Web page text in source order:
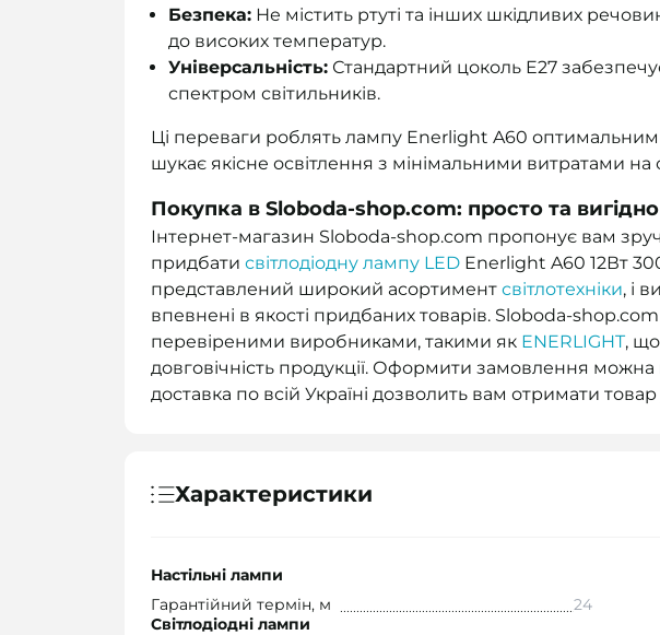
Безпека: Не містить ртуті та інших шкідливих
до високих температур.
Універсальність: Стандартний цоколь E27
спектром світильників.
Ці переваги роблять лампу Enerlight A60
шукає якісне освітлення з мінімальними витратами на
Покупка в Sloboda-shop.com: просто та вигідно
Інтернет-магазин Sloboda-shop.com пропонує вам
придбати світлодіодну лампу LED Enerlight A60 12Вт
представлений широкий асортимент світлотехніки, і
впевнені в якості придбаних товарів. Sloboda-
перевіреними виробниками, такими як ENERLIGHT, що
довговічність продукції. Оформити замовлення можна
доставка по всій Україні дозволить вам отримати
Характеристики
Настільні лампи
Гарантійний термін, м
24
Світлодіодні лампи